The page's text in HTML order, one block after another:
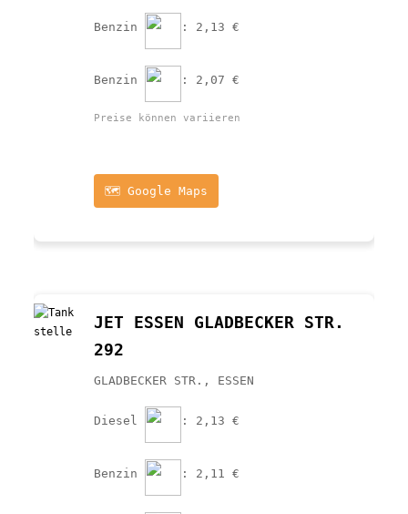
Benzin : 2,13 €
Benzin : 2,07 €
Preise können variieren
🗺️ Google Maps
JET ESSEN GLADBECKER STR.
292
GLADBECKER STR., ESSEN
Diesel : 2,13 €
Benzin : 2,11 €